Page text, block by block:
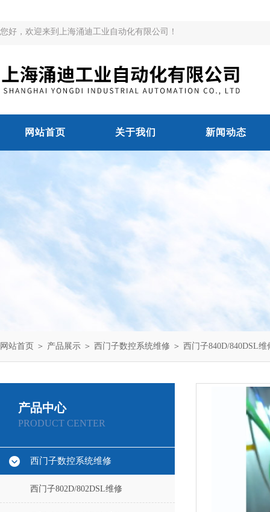
您好，欢迎来到上海涌迪工业自动化有限公司！
网站首页 关于我们 新闻动态
网站首页 ＞ 产品展示 ＞ 西门子数控系统维修 ＞ 西门子840D/840DSL维
产品中心
PRODUCT CENTER
西门子数控系统维修
西门子802D/802DSL维修